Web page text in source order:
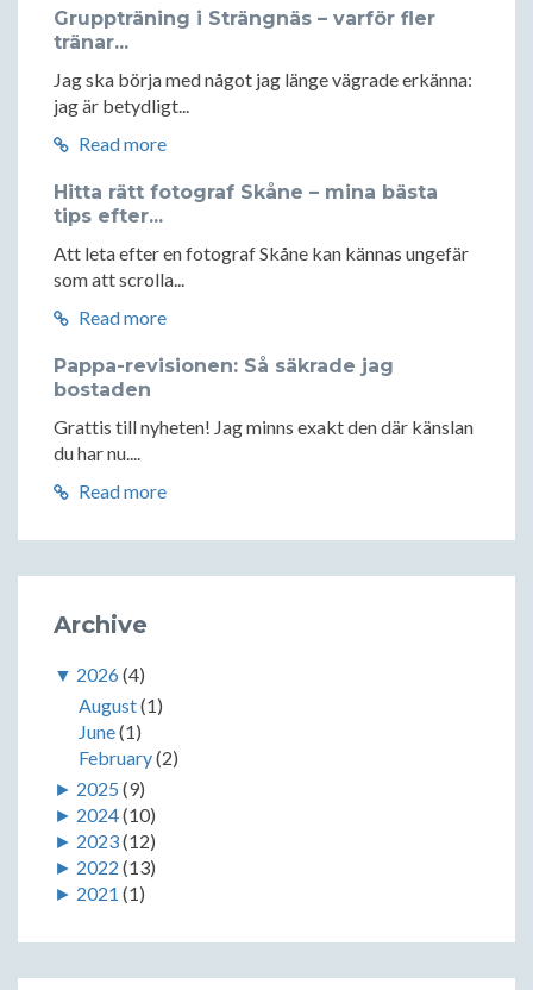
Gruppträning i Strängnäs – varför fler
tränar...
Jag ska börja med något jag länge vägrade erkänna:
jag är betydligt...
Read more
Hitta rätt fotograf Skåne – mina bästa
tips efter...
Att leta efter en fotograf Skåne kan kännas ungefär
som att scrolla...
Read more
Pappa-revisionen: Så säkrade jag
bostaden
Grattis till nyheten! Jag minns exakt den där känslan
du har nu....
Read more
Archive
▼ 2026(4)
August(1)
June(1)
February(2)
► 2025 (9)
► 2024(10)
► 2023(12)
► 2022 (13)
► 2021 (1)